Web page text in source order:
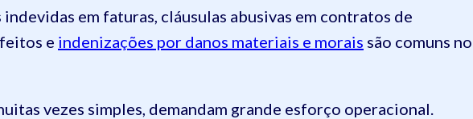
em faturas, cláusulas abusivas em contratos de
e indenizações por danos materiais e morais são comuns no
vezes simples, demandam grande esforço operacional.